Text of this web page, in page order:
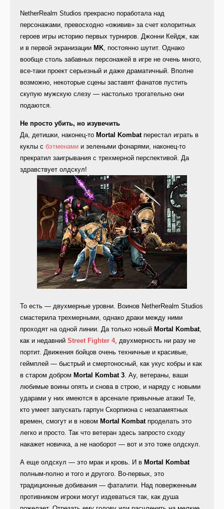
NetherRealm Studios прекрасно поработала над
персонажами, превосходно «оживив» за счет колоритных
героев игры историю первых турниров. Джонни Кейдж, как
и в первой экранизации MK, постоянно шутит. Однако
вообще столь забавных персонажей в игре не очень много,
все-таки проект серьезный и даже драматичный. Вполне
возможно, некоторые сцены заставят фанатов пустить
скупую мужскую слезу — настолько трогательно они
подаются.
Не просто убить, но изувечить
Да, детишки, наконец-то Mortal Kombatперестал играть в
куклы с бэтменами и зелеными фонарями, наконец-то
прекратил заигрывания с трехмерной перспективой. Да
здравствует олдскул!
То есть — двухмерные уровни. Воинов NetherRealm Studios
смастерила трехмерными, однако драки между ними
проходят на одной линии. Да только новый Mortal Kombat,
как и недавний Street Fighter 4, двухмерность ни разу не
портит. Движения бойцов очень техничные и красивые,
геймплей — быстрый и смертоносный, как укус кобры и как
в старом добром Mortal Kombat 3. Ау, ветераны, ваши
любимые воины опять и снова в строю, и наряду с новыми
ударами у них имеются в арсенале привычные атаки! Те,
кто умеет запускать гарпун Скорпиона с незапамятных
времен, смогут и в новом Mortal Kombatпроделать это
легко и просто. Так что ветеран здесь запросто сходу
накажет новичка, а не наоборот — вот и это тоже олдскул.
А еще олдскул — это мрак и кровь. И в Mortal Kombat
полным-полно и того и другого. Во-первых, это
традиционные добивания — фаталити. Над поверженным
противником игроки могут издеваться так, как душа